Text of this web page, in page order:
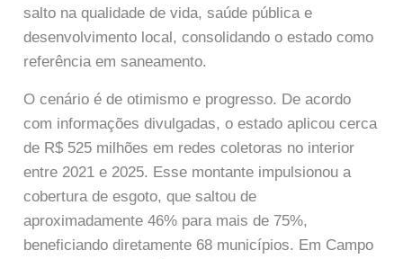
salto na qualidade de vida, saúde pública e
desenvolvimento local, consolidando o estado como
referência em saneamento.
O cenário é de otimismo e progresso. De acordo
com informações divulgadas, o estado aplicou cerca
de R$ 525 milhões em redes coletoras no interior
entre 2021 e 2025. Esse montante impulsionou a
cobertura de esgoto, que saltou de
aproximadamente 46% para mais de 75%,
beneficiando diretamente 68 municípios. Em Campo